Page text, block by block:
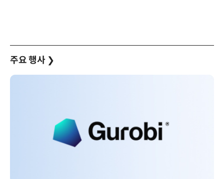
주요 행사 ❯